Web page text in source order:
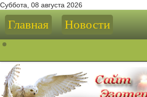
Суббота, 08 августа 2026
Главная Новости